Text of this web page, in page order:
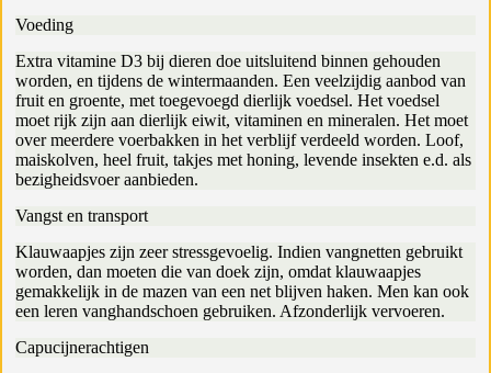
Voeding
Extra vitamine D3 bij dieren doe uitsluitend binnen gehouden
worden, en tijdens de wintermaanden. Een veelzijdig aanbod van
fruit en groente, met toegevoegd dierlijk voedsel. Het voedsel
moet rijk zijn aan dierlijk eiwit, vitaminen en mineralen. Het moet
over meerdere voerbakken in het verblijf verdeeld worden. Loof,
maiskolven, heel fruit, takjes met honing, levende insekten e.d. als
bezigheidsvoer aanbieden.
Vangst en transport
Klauwaapjes zijn zeer stressgevoelig. Indien vangnetten gebruikt
worden, dan moeten die van doek zijn, omdat klauwaapjes
gemakkelijk in de mazen van een net blijven haken. Men kan ook
een leren vanghandschoen gebruiken. Afzonderlijk vervoeren.
Capucijnerachtigen